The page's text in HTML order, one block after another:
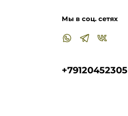
Мы в соц. сетях
+79120452305